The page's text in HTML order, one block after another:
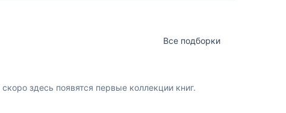
Все подборки
здесь появятся первые коллекции книг.